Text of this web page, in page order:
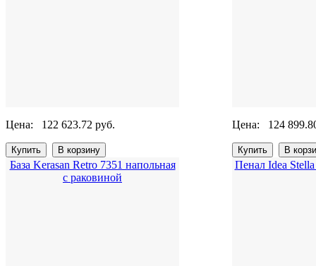
Цена: 122 623.72 руб. Цена: 124
База Kerasan Retro 7351 напольная
с раковиной
Пенал Idea